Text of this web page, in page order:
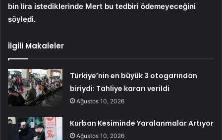
bin lira istediklerinde Mert bu tedbiri ödemeyeceğini
söyledi.
İlgili Makaleler
Türkiye’nin en büyük 3 otogarından
biriydi: Tahliye kararı verildi
Ağustos 10, 2026
Kurban Kesiminde Yaralanmalar Artıyor
Ağustos 10, 2026